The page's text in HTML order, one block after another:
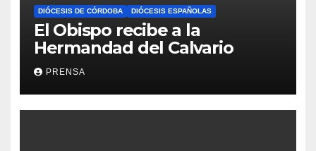
DIÓCESIS DE CÓRDOBA DIÓCESIS ESPAÑOLAS
El Obispo recibe a la
Hermandad del Calvario
PRENSA